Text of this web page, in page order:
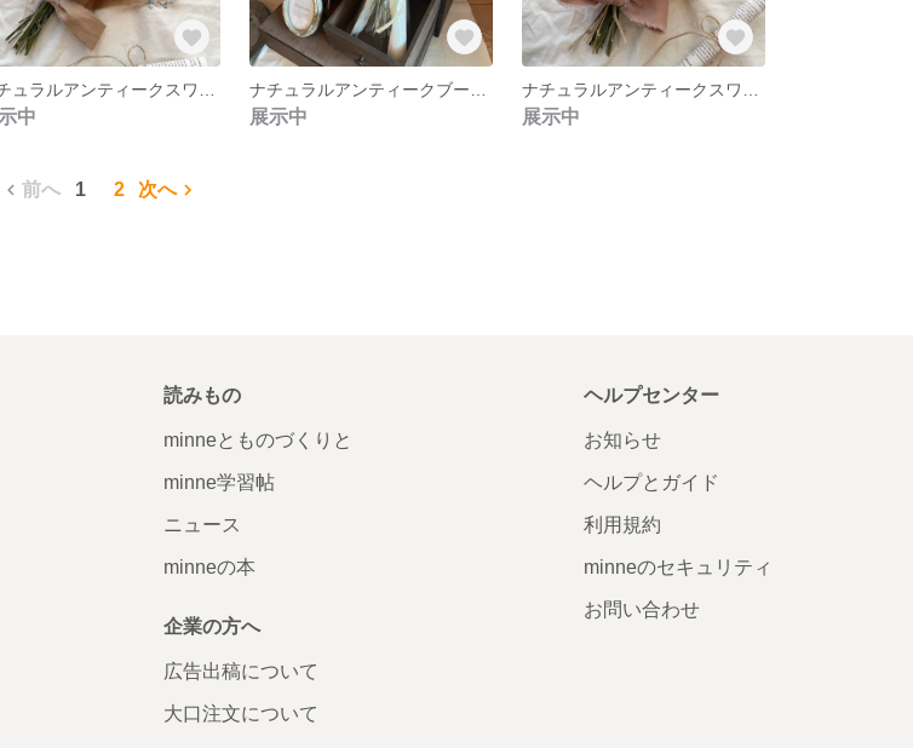
中 展示中 展示中
前へ 1 2 次へ
読みもの
minneとものづくりと
minne学習帖
ニュース
minneの本
企業の方へ
広告出稿について
大口注文について
ヘルプセンター
お知らせ
ヘルプとガイド
利用規約
minneのセキュリティ
お問い合わせ